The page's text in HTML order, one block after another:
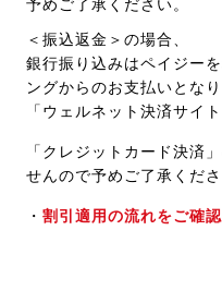
予めご了承ください。
＜振込返金＞の場合、
銀行振り込みはペイジー
ングからのお支払いとな
「ウェルネット決済サイ
「クレジットカード決済
せんので予めご了承くださ
・ 割引適用の流れをご確